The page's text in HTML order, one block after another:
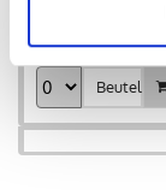
VE :
Beutel